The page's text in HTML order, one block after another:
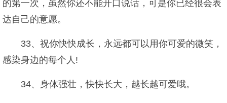
的第一次，虽然你还不能开口说话，可是你已经很会表
达自己的意愿。
33、祝你快快成长，永远都可以用你可爱的微笑，
感染身边的每个人!
34、身体强壮，快快长大，越长越可爱哦。